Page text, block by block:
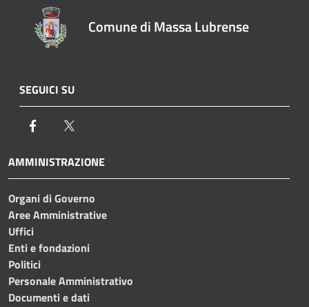
Comune di Massa Lubrense
SEGUICI SU
Facebook
AMMINISTRAZIONE
Organi di Governo
Aree Amministrative
Uffici
Enti e fondazioni
Politici
Personale Amministrativo
Documenti e dati